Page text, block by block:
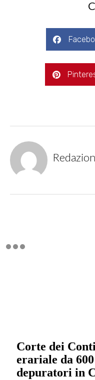
Corte dei
erariale da
depuratori in